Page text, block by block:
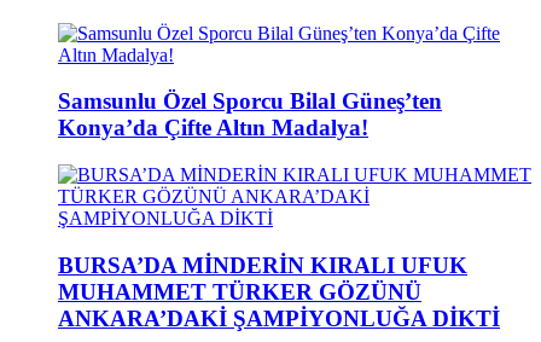
Samsunlu Özel Sporcu Bilal Güneş’ten
Konya’da Çifte Altın Madalya!
BURSA’DA MİNDERİN KIRALI UFUK
MUHAMMET TÜRKER GÖZÜNÜ
ANKARA’DAKİ ŞAMPİYONLUĞA DİKTİ